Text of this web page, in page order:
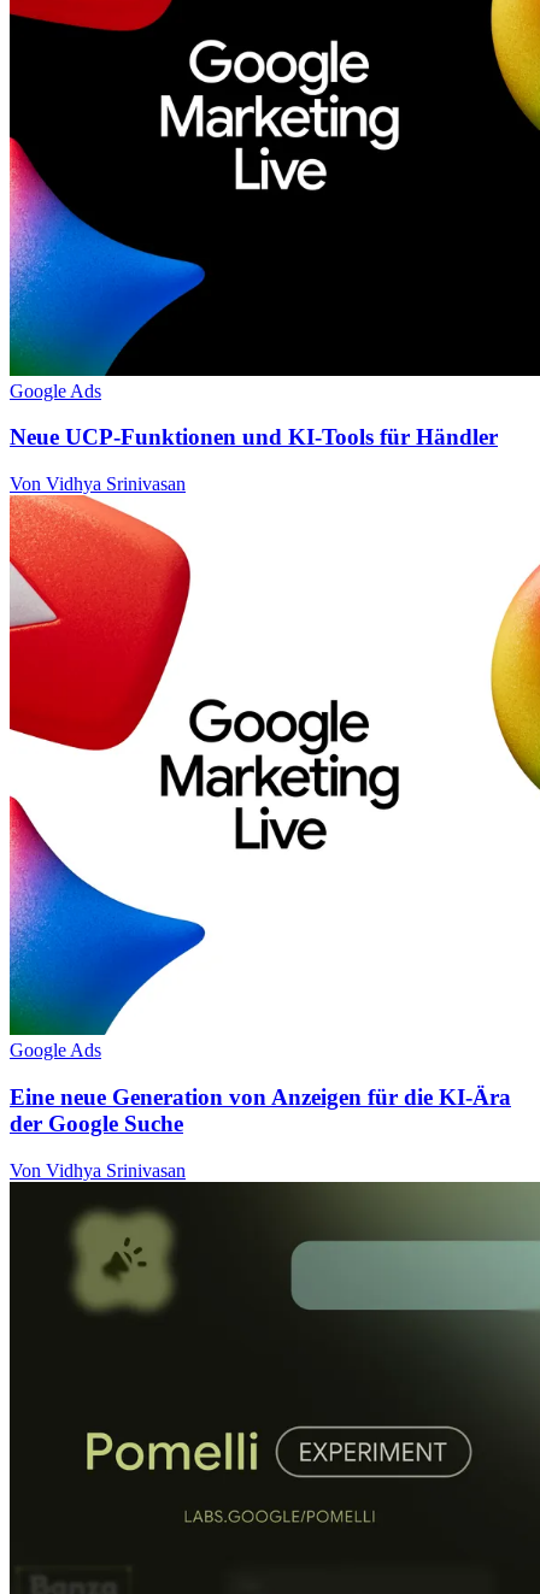
Google Ads
Neue UCP-Funktionen und KI-Tools für Händler
Von Vidhya Srinivasan
Google Ads
Eine neue Generation von Anzeigen für die KI-Ära
der Google Suche
Von Vidhya Srinivasan